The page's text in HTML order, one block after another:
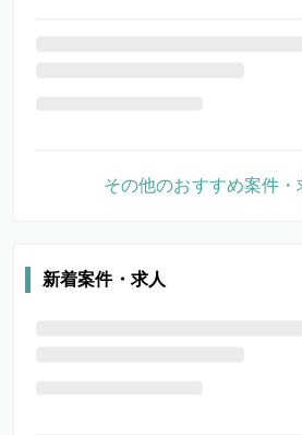
その他のおすすめ案件・
新着案件・求人